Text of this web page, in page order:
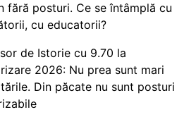
fără posturi. Ce se întâmplă cu
cu educatorii?
de Istorie cu 9.70 la
2026: Nu prea sunt mari
Din păcate nu sunt posturi